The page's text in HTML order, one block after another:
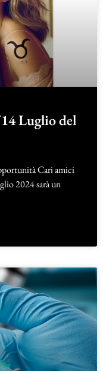
Luglio del
Cari amici
2024 sarà un